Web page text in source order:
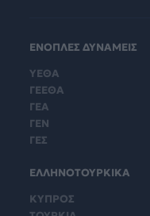
ΕΝΟΠΛΕΣ ΔΥΝΑΜΕΙΣ
ΥΕΘΑ
ΓΕΕΘΑ
ΓΕΑ
ΓΕΝ
ΓΕΣ
ΕΛΛΗΝΟΤΟΥΡΚΙΚΑ
ΚΥΠΡΟΣ